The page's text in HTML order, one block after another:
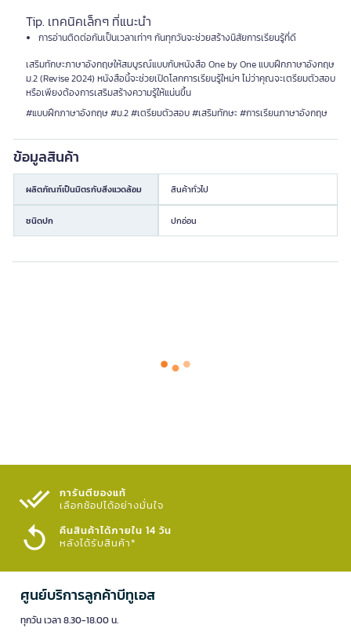
Tip. เทคนิคเล็กๆ ที่แนะนำ
การอ่านติดต่อกันเป็นเวลาเท่าๆ กันทุกวันจะช่วยสร้างนิสัยการเรียนรู้ที่ดี
เสริมทักษะภาษาอังกฤษให้สมบูรณ์แบบกับหนังสือ One by One แบบฝึกภาษาอังกฤษ
ม.2 (Revise 2024) หนังสือนี้จะช่วยเปิดโลกการเรียนรู้ใหม่ๆ ไม่ว่าคุณจะเตรียมตัวสอบ
หรือเพียงต้องการเสริมสร้างความรู้ให้แน่นขึ้น
#แบบฝึกภาษาอังกฤษ #ม.2 #เตรียมตัวสอบ #เสริมทักษะ #การเรียนภาษาอังกฤษ
ข้อมูลสินค้า
ผลิตภัณฑ์เป็นมิตรกับสิ่งแวดล้อม สินค้าทั่วไป
ชนิดปก ปกอ่อน
การันตีของแท้
เลือกช้อปได้อย่างมั่นใจ​
คืนสินค้าได้ภายใน 14 วัน
หลังได้รับสินค้า*
ศูนย์บริการลูกค้าบีทูเอส
ทุกวัน เวลา 8.30-18.00 น.